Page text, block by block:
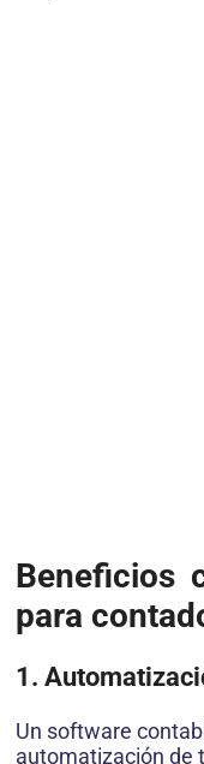
Beneficios
para
1.
Un software
automatización de